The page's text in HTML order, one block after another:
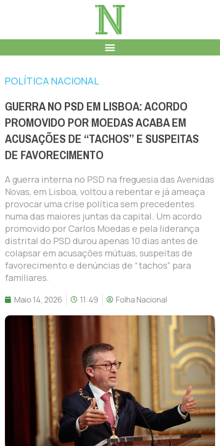
POLÍTICA NACIONAL
GUERRA NO PSD EM LISBOA: ACORDO
PROMOVIDO POR MOEDAS ACABA EM
ACUSAÇÕES DE “TACHOS” E SUSPEITAS
DE FAVORECIMENTO
A guerra interna no PSD na freguesia das Avenidas
Novas, em Lisboa, voltou a rebentar e já ameaça
provocar uma crise política sem precedentes
numa das maiores juntas da capital. Um acordo
promovido por Carlos Moedas e pela liderança
distrital do PSD durou apenas 10 dias antes de
colapsar em acusações mútuas, suspeitas de
favorecimento e denúncias de “tachos” para
familiares.
Maio 14, 2026 11:49 Folha Nacional